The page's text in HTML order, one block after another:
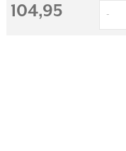
104,95 -